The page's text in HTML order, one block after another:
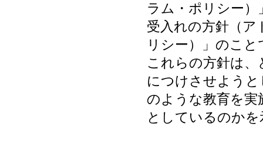
ラム・ポリシー）
受入れの方針（
リシー）」のこと
これらの方針は
につけさせよう
のような教育を
としているのか